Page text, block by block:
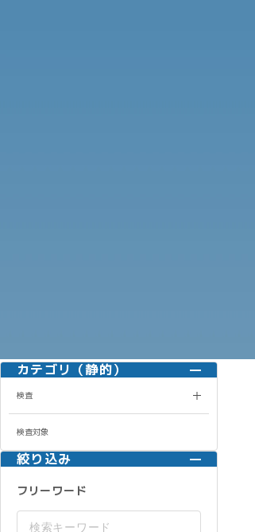
カテゴリ（静的）
検査
検査対象
絞り込み
フリーワード